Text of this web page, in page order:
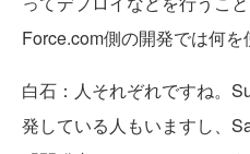
Force.com側の開発では何を
白石 ：人それぞれですね。
発している人もいますし、